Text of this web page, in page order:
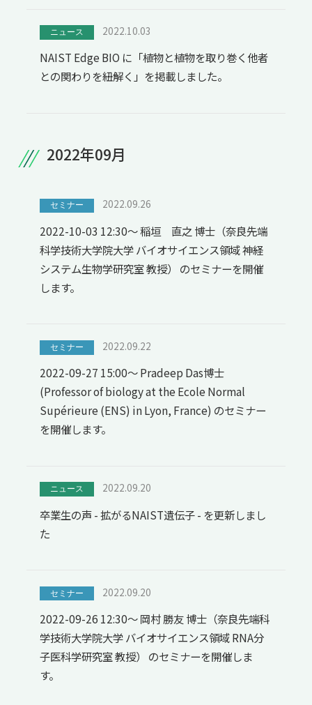
ニュース 2022.10.03
NAIST Edge BIO に「植物と植物を取り巻く他者
との関わりを紐解く」を掲載しました。
2022年09月
セミナー 2022.09.26
2022-10-03 12:30～ 稲垣 直之 博士（奈良先端
科学技術大学院大学 バイオサイエンス領域 神経
システム生物学研究室 教授） のセミナーを開催
します。
セミナー 2022.09.22
2022-09-27 15:00～ Pradeep Das博士
(Professor of biology at the Ecole Normal
Supérieure (ENS) in Lyon, France) のセミナー
を開催します。
ニュース 2022.09.20
卒業生の声 - 拡がるNAIST遺伝子 - を更新しまし
た
セミナー 2022.09.20
2022-09-26 12:30～ 岡村 勝友 博士（奈良先端科
学技術大学院大学 バイオサイエンス領域 RNA分
子医科学研究室 教授） のセミナーを開催しま
す。